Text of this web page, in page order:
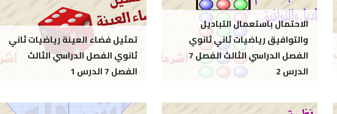
الاحتمال باستعمال التباديل
والتوافيق رياضيات ثاني ثانوي
الفصل الدراسي الثالث الفصل 7
الدرس 2
تمثيل فضاء العينة رياضيات ثاني
ثانوي الفصل الدراسي الثالث
الفصل 7 الدرس 1